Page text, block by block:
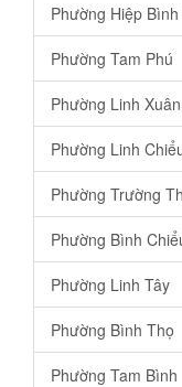
Phường Hiệp
Phường Tam Phú
Phường Linh Xuân
Phường Linh
Phường Trường
Phường Bình
Phường Linh Tây
Phường Bình Thọ
Phường Tam Bình